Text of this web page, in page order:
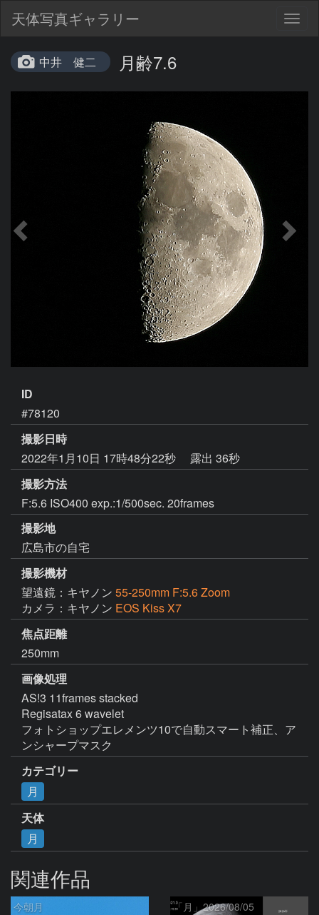
天体写真ギャラリー
中井 健二 月齢7.6
ID
#78120
撮影日時
2022年1月10日 17時48分22秒
露出 36秒
撮影方法
F:5.6 ISO400 exp.:1/500sec. 20frames
撮影地
広島市の自宅
撮影機材
望遠鏡：キヤノン 55-250mm F:5.6 Zoom
カメラ：キヤノン EOS Kiss X7
焦点距離
250mm
画像処理
AS!3 11frames stacked
Regisatax 6 wavelet
フォトショップエレメンツ10で自動スマート補正、ア
ンシャープマスク
カテゴリー
月
天体
月
関連作品
今朝月 「月」2026/08/05